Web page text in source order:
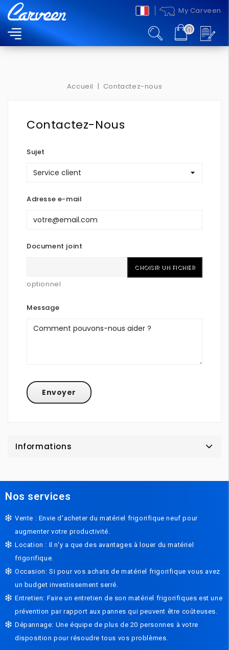
My Carveen
0
MENU
Accueil Contactez-nous
Contactez-Nous
Sujet
Adresse e-mail
Document joint
CHOISIR UN FICHIER
optionnel
Message
Informations
Nos services
Vente : Envie d'acheter du matériel frigorifique neuf pour
augmenter votre productivité.
Location : Il n'y a que des avantages à louer du matériel
frigorifique.
Occasion: Si pour vos achats de matériel frigorifique vous avez
un budget investissement serré.
Entretien: Faire un entretien de son matériel frigorifiques est une
prévention par rapport aux pannes qui peuvent être coûteuses.
Dépannage: Une équipe de plus de 20 personnes à votre
disposition pour résoudre tous vos problèmes.